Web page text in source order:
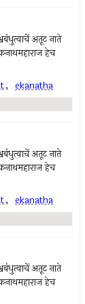
अतूट नाते
हेच
, ekanatha
अतूट नाते
हेच
, ekanatha
अतूट नाते
हेच